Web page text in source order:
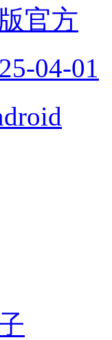
官方
04-01